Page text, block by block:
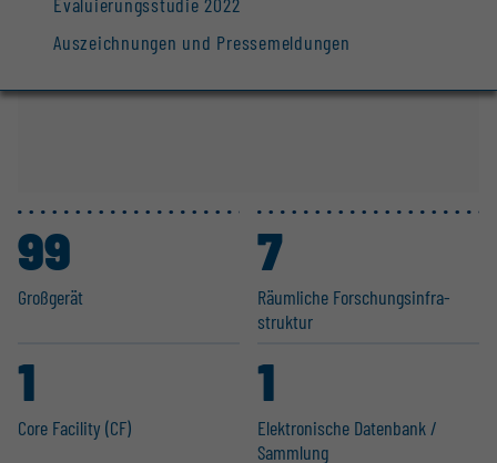
Evaluierungsstudie 2022
Auszeichnungen und Pressemeldungen
Großgerät
99
Räumliche Forschungs­in­fra­
struktur
7
Core Facility (CF)
1
Elektro­nische Datenbank /
Sammlung
1